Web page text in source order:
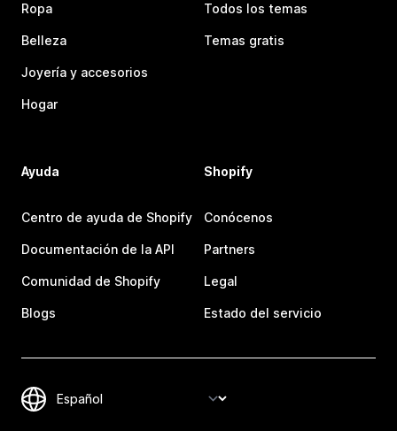
Ropa
Belleza
Joyería y accesorios
Hogar
Todos los temas
Temas gratis
Ayuda
Centro de ayuda de Shopify
Documentación de la API
Comunidad de Shopify
Blogs
Shopify
Conócenos
Partners
Legal
Estado del servicio